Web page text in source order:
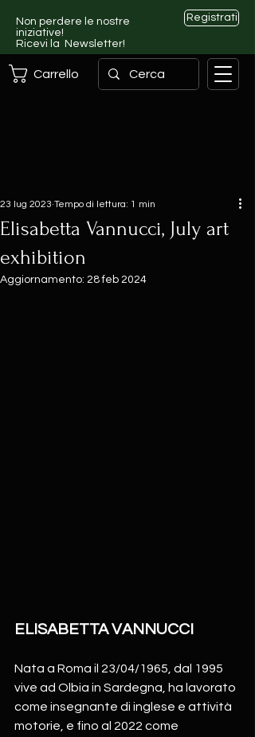
Non perdere le nostre
iniziative!
Ricevi la Newsletter!
Registrati
Carrello
Elisabetta Vannucci, July art
exhibition
23 lug 2023 Tempo di lettura: 1 min
Aggiornamento: 28 feb 2024
ELISABETTA VANNUCCI
Nata a Roma il 23/04/1965, dal 1995
vive ad Olbia in Sardegna, ha lavorato
come insegnante di inglese e attività
motorie, e fino al 2022 come